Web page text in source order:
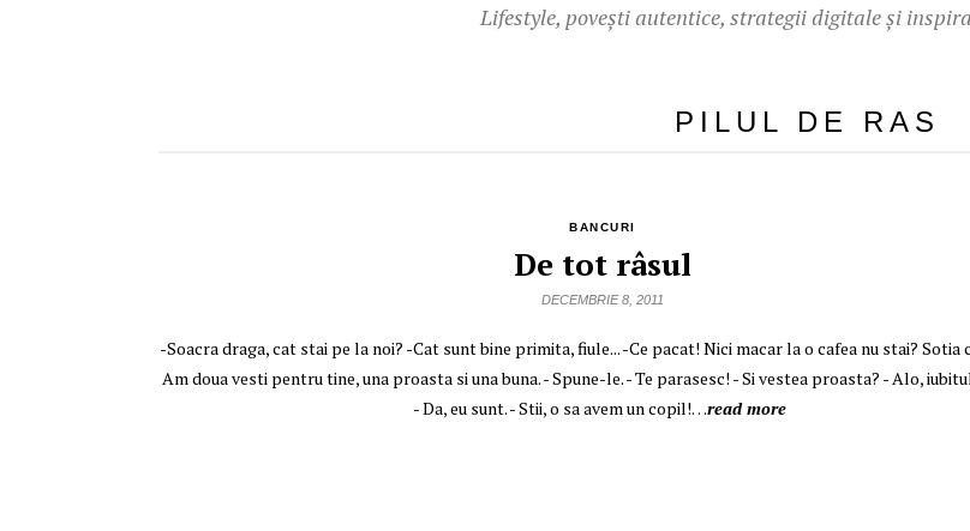
Lifestyle, povești autentice, strategii digitale și
PILUL DE RAS
BANCURI
De tot râsul
DECEMBRIE 8, 2011
‎-Soacra draga, cat stai pe la noi? -Cat sunt bine primita, fiule... -Ce pacat! Nici macar la o cafea nu stai? Sotia
Am doua vesti pentru tine, una proasta si una buna. - Spune-le. - Te parasesc! - Si vestea proasta? - Alo,
- Da, eu sunt. - Stii, o sa avem un copil!…read more